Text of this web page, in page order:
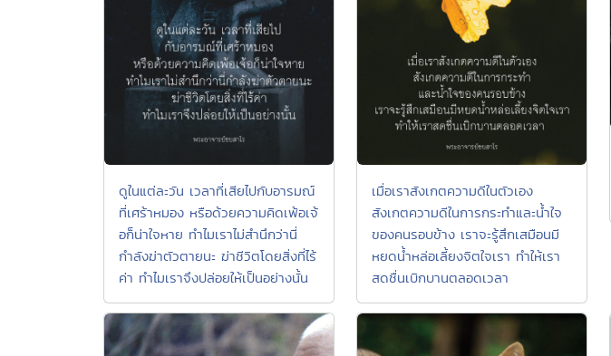
ดูในแต่ละวัน เวลาที่เสียไปกับอารมณ์
ที่เศร้าหมอง หรือด้วยความคิดเพ้อเจ้
อก็น่าใจหาย ทำไมเราไม่สำนึกว่านี่
กำลังฆ่าตัวตายนะ ฆ่าชีวิตโดยสิ่งที่ไร้
ค่า ทำไมเราจึงปล่อยให้เป็นอย่างนั้น
เมื่อเราสังเกตความดีในตัวเอง
สังเกตความดีในการกระทำและน้ำใจ
ของคนรอบข้าง เราจะรู้สึกเสมือนมี
หยดน้ำหล่อเลี้ยงจิตใจเรา ทำให้เรา
สดชื่นเบิกบานตลอดเวลา